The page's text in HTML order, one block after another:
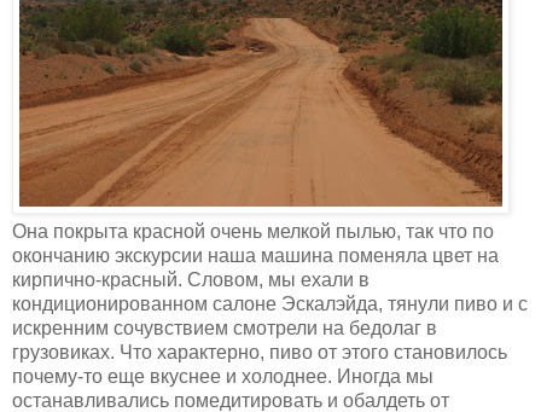
Она покрыта красной очень мелкой пылью, так что по
окончанию экскурсии наша машина поменяла цвет на
кирпично-красный. Словом, мы ехали в
кондиционированном салоне Эскалэйда, тянули пиво и с
искренним сочувствием смотрели на бедолаг в
грузовиках. Что характерно, пиво от этого становилось
почему-то еще вкуснее и холоднее. Иногда мы
останавливались помедитировать и обалдеть от